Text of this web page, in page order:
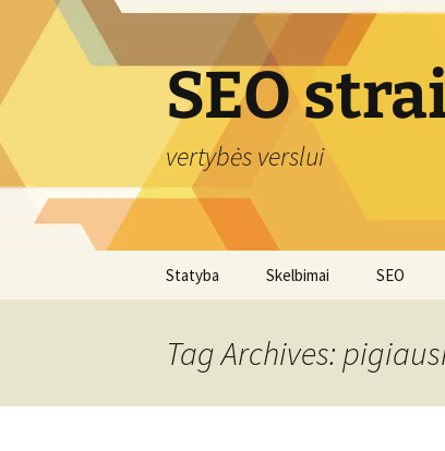
content
SEO
vertybės verslui
Statyba Skelbimai SEO
Tag Archives: